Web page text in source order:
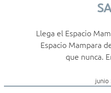
Llega el Espacio
Espacio Mampara
que nunca.
junio